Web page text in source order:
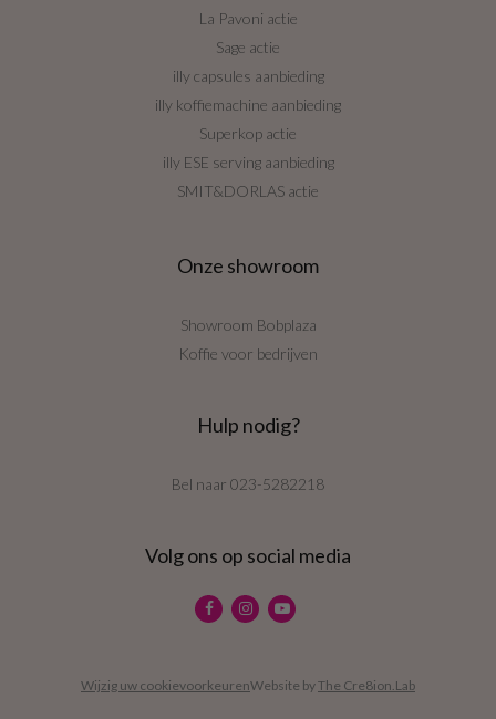
La Pavoni actie
Sage actie
illy capsules aanbieding
illy koffiemachine aanbieding
Superkop actie
illy ESE serving aanbieding
SMIT&DORLAS actie
Onze showroom
Showroom Bobplaza
Koffie voor bedrijven
Hulp nodig?
Bel naar 023-5282218
Volg ons op social media
Wijzig uw cookievoorkeurenWebsite byThe Cre8ion.Lab